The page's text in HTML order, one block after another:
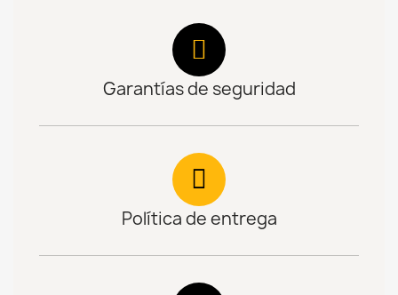
Garantías de seguridad
Política de entrega